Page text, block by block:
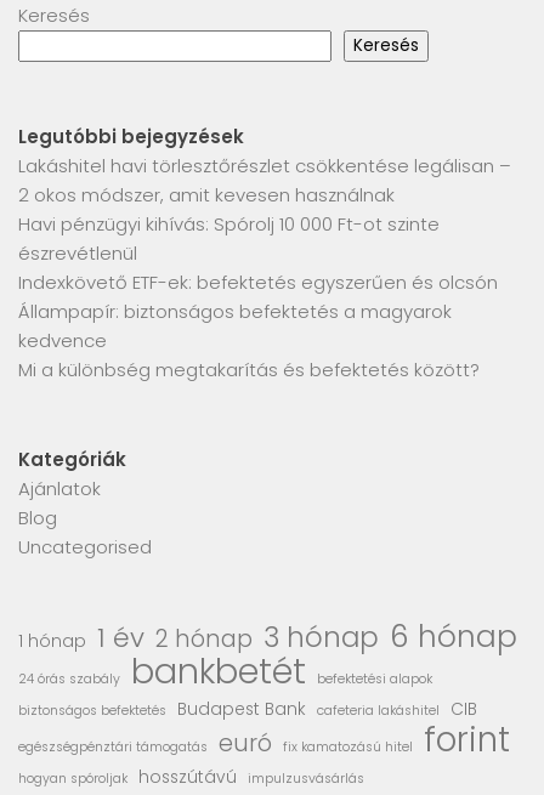
Keresés
Keresés
Legutóbbi bejegyzések
Lakáshitel havi törlesztőrészlet csökkentése legálisan –
2 okos módszer, amit kevesen használnak
Havi pénzügyi kihívás: Spórolj 10 000 Ft-ot szinte
észrevétlenül
Indexkövető ETF-ek: befektetés egyszerűen és olcsón
Állampapír: biztonságos befektetés a magyarok
kedvence
Mi a különbség megtakarítás és befektetés között?
Kategóriák
Ajánlatok
Blog
Uncategorised
1 hónap 1 év 2 hónap 3 hónap 6 hónap
24 órás szabály bankbetét
befektetési alapok
biztonságos befektetés
Budapest Bank cafeteria lakáshitel CIB
egészségpénztári támogatás euró fix kamatozású hitel forint
hogyan spóroljak hosszútávú
impulzusvásárlás